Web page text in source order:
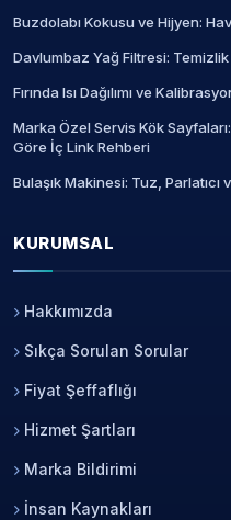
Buzdolabı Kokusu ve Hijyen:
Davlumbaz Yağ Filtresi:
Fırında Isı Dağılımı ve
Marka Özel Servis Kök
Göre İç Link Rehberi
Bulaşık Makinesi: Tuz,
KURUMSAL
Hakkımızda
Sıkça Sorulan Sorular
Fiyat Şeffaflığı
Hizmet Şartları
Marka Bildirimi
İnsan Kaynakları